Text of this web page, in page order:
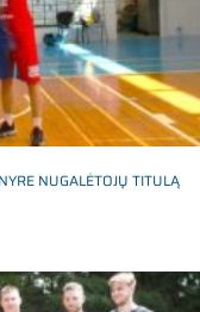
NUGALĖTOJŲ TITULĄ